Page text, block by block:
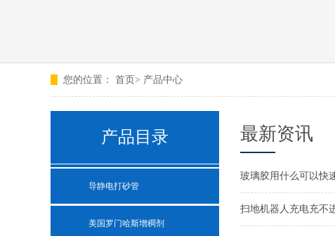
您的位置： 首页 > 产品中心
产品目录
导静电打砂管
美国罗门哈斯增稠剂
最新资讯
玻璃胶用什么可以快
扫地机器人充电充不